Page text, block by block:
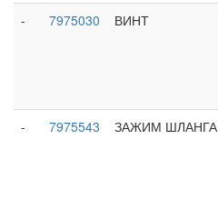
-
7975030 ВИНТ
-
7975543 ЗАЖИМ ШЛАНГА